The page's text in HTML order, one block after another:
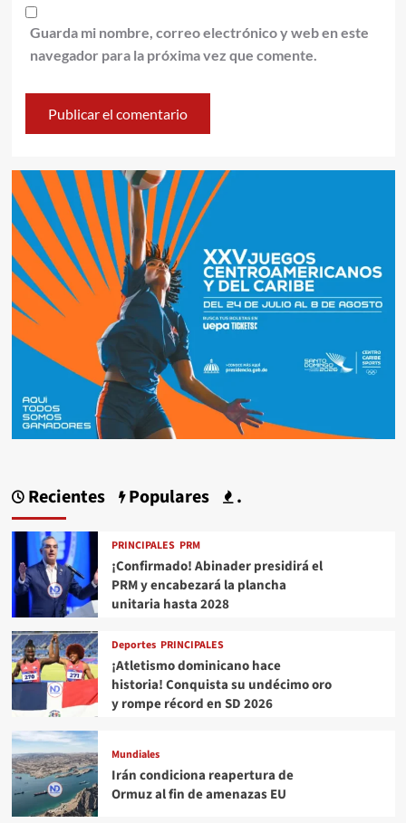
Guarda mi nombre, correo electrónico y web en este
navegador para la próxima vez que comente.
Recientes Populares .
PRINCIPALES PRM
¡Confirmado! Abinader presidirá el
PRM y encabezará la plancha
unitaria hasta 2028
Deportes PRINCIPALES
¡Atletismo dominicano hace
historia! Conquista su undécimo oro
y rompe récord en SD 2026
Mundiales
Irán condiciona reapertura de
Ormuz al fin de amenazas EU